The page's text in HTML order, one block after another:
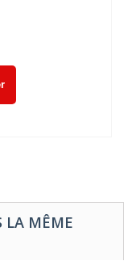
LA MÊME